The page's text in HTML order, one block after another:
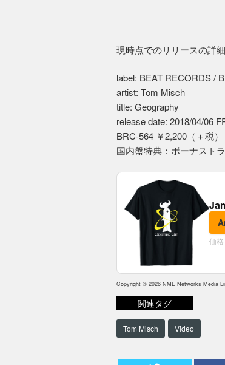
現時点でのリリースの詳
label: BEAT RECORDS /
artist: Tom Misch
title: Geography
release date: 2018/04/06
BRC-564 ￥2,200（＋税）
国内盤特典：ボーナスト
価
Copyright © 2026 NME Networks Media
関連タグ
Tom Misch Video